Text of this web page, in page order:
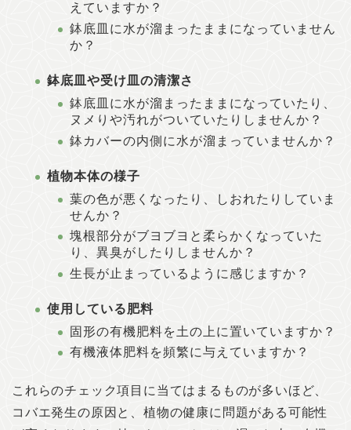
えていますか？
鉢底皿に水が溜まったままになっていません
か？
鉢底皿や受け皿の清潔さ
鉢底皿に水が溜まったままになっていたり、
ヌメりや汚れがついていたりしませんか？
鉢カバーの内側に水が溜まっていませんか？
植物本体の様子
葉の色が悪くなったり、しおれたりしていま
せんか？
塊根部分がブヨブヨと柔らかくなっていた
り、異臭がしたりしませんか？
生長が止まっているように感じますか？
使用している肥料
固形の有機肥料を土の上に置いていますか？
有機液体肥料を頻繁に与えていますか？
これらのチェック項目に当てはまるものが多いほど、
コバエ発生の原因と、植物の健康に問題がある可能性